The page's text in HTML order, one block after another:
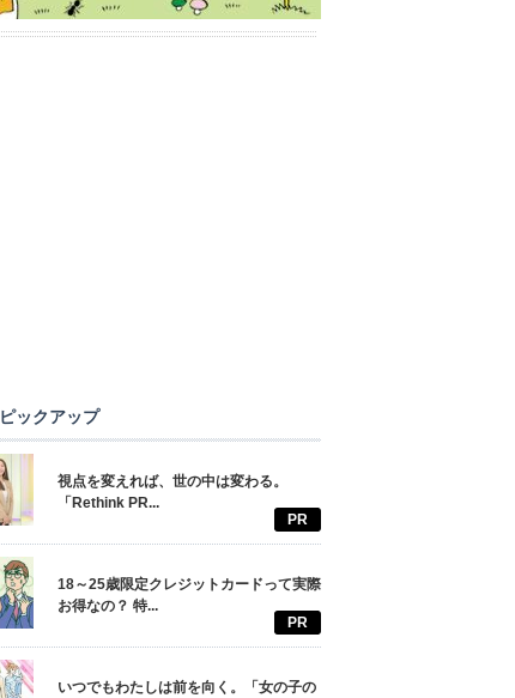
ピックアップ
視点を変えれば、世の中は変わる。
「Rethink PR...
PR
18～25歳限定クレジットカードって実際
お得なの？ 特...
PR
いつでもわたしは前を向く。「女の子の